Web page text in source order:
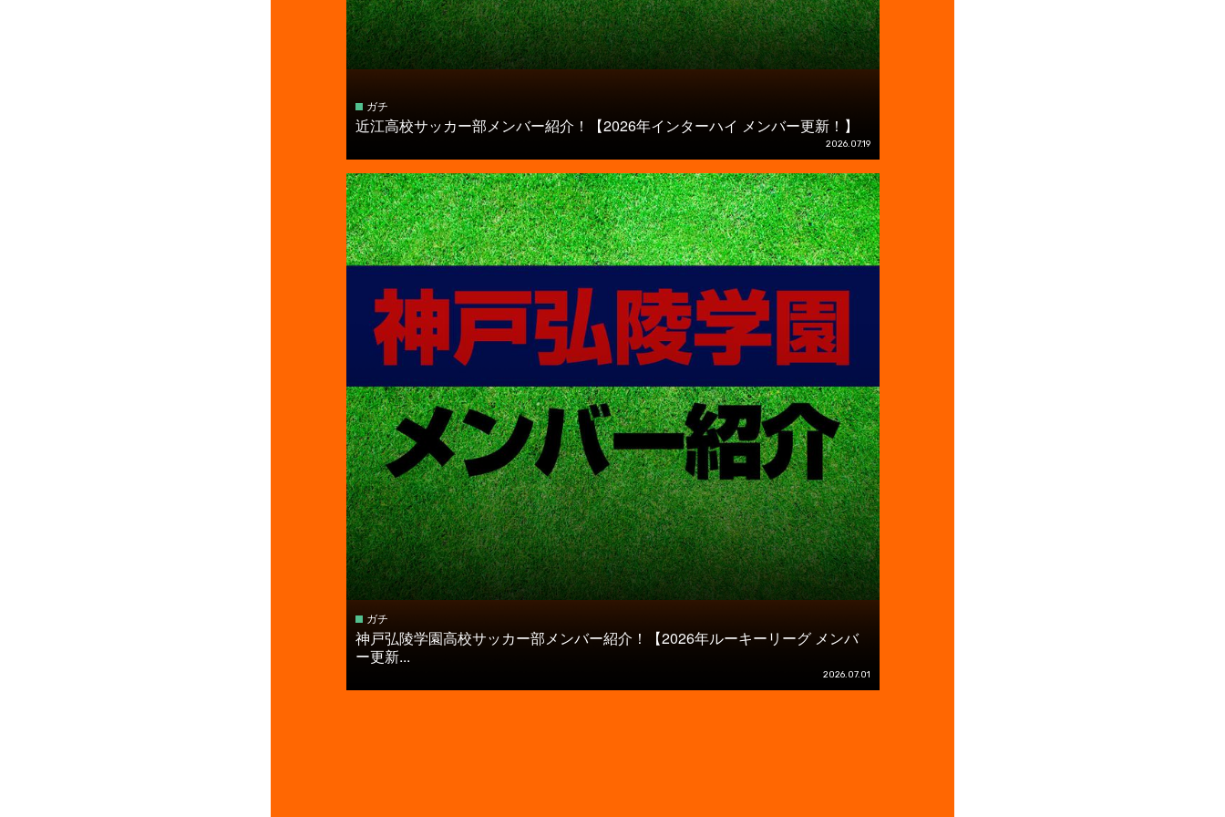
ガチ
近江高校サッカー部メンバー紹介！【2026年インターハイ メンバー更新！】
2026.07.19
ガチ
神戸弘陵学園高校サッカー部メンバー紹介！【2026年ルーキーリーグ メンバ
ー更新...
2026.07.01